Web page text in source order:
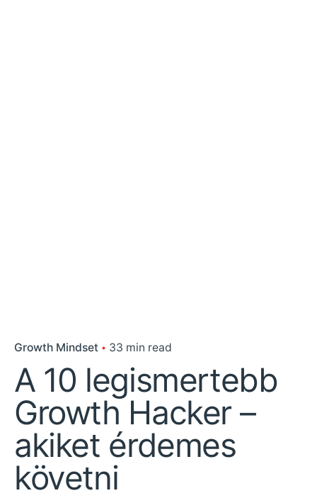
Growth Mindset 33 min read
A 10 legismertebb
Growth Hacker –
akiket érdemes
követni